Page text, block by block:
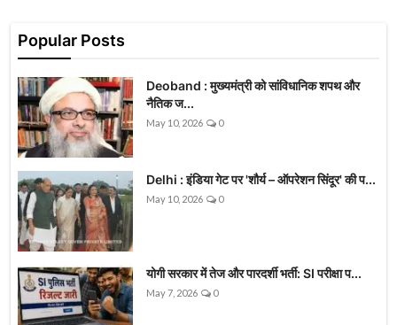
Popular Posts
Deoband : मुख्यमंत्री को सांविधानिक शपथ और
नैतिक ज...
May 10, 2026 0
Delhi : इंडिया गेट पर 'शौर्य – ऑपरेशन सिंदूर' की प...
May 10, 2026 0
योगी सरकार में तेज और पारदर्शी भर्ती: SI परीक्षा प...
May 7, 2026 0